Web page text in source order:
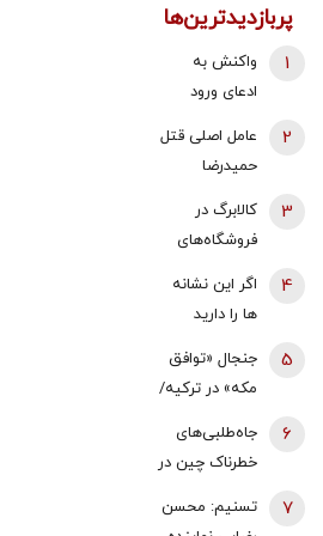
پربازدیدترین‌ها
واکنش به
ادعای ورود
حمله به بیت
رهبری/ رییس
سازمان
محض است/
اگر چنین
داشت، خودمان
اطلاع‌رسانی
1
عامل اصلی قتل
حمیدرضا
رجب‌زاده
دستگیر شد
2
کالابرگ در
فروشگاه‌های
بزرگ هم قطع
3
اگر این نشانه
ها را دارید
سریع‌تر از
می‌شود
4
جنجال «توافق
مکه» در ترکیه/
شدند/ خلاف
قانون اساسی
5
جاه‌طلبی‌های
خطرناک چین در
6
تسنیم: محسن
7